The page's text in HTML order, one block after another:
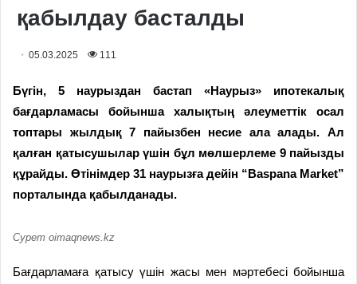
қабылдау басталды
05.03.2025 111
Бүгін, 5 наурыздан бастап «Наурыз» ипотекалық
бағдарламасы бойынша халықтың әлеуметтік осал
топтары жылдық 7 пайызбен несие ала алады. Ал
қалған қатысушылар үшін бұл мөлшерлеме 9 пайызды
құрайды. Өтінімдер 31 наурызға дейін “Baspana Market”
порталында қабылданады.
Сурет oimaqnews.kz
Бағдарламаға қатысу үшін жасы мен мәртебесі бойынша